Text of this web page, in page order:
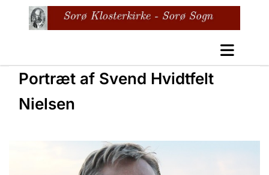
Portræt af Svend Hvidtfelt
Nielsen